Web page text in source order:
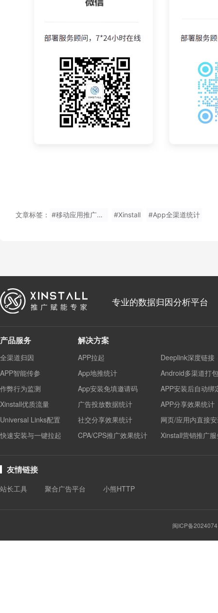
文章标签： #移动应用推广统计多少钱 #Xinstall #App全渠道统计
专业的数据归因分析平台
产品服务
全渠道归因
APP智能传参
作弊行为监测
Xinstall优质流量
Universal Links配置
快速安装与一键拉起
解决方案
APP拉起
Deeplink深度链接
App地推统计
Android多渠道打包
App安装免填邀请码
APP安装后自动绑
广告投放数据统计
APP分享效果统计
社交分享效果统计
网页/应用内直接
CPA/CPS推广效果统计
Xinstall营销推广
友情链接
站长工具 聚合广告平台 小熊HTTP
闽ICP备